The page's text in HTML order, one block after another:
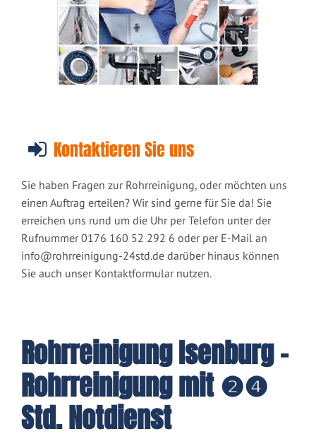
Kontaktieren Sie uns
Sie haben Fragen zur Rohrreinigung, oder möchten uns
einen Auftrag erteilen? Wir sind gerne für Sie da! Sie
erreichen uns rund um die Uhr per Telefon unter der
Rufnummer 0176 160 52 292 6 oder per E-Mail an
info@rohrreinigung-24std.de darüber hinaus können
Sie auch unser Kontaktformular nutzen.
Rohrreinigung Isenburg -
Rohrreinigung mit ❷❹
Std. Notdienst